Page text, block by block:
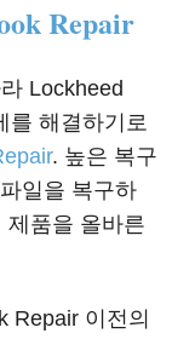
Repair
Lockheed
를 해결하기로
. 높은 복구
일을 복구하
제품을 올바른
Repair 이전의